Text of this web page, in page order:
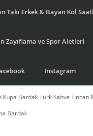
Takı Erkek & Bayan Kol
Zayıflama ve Spor Aletleri
Instagram
Kupa Bardak Türk Kahve Fincan